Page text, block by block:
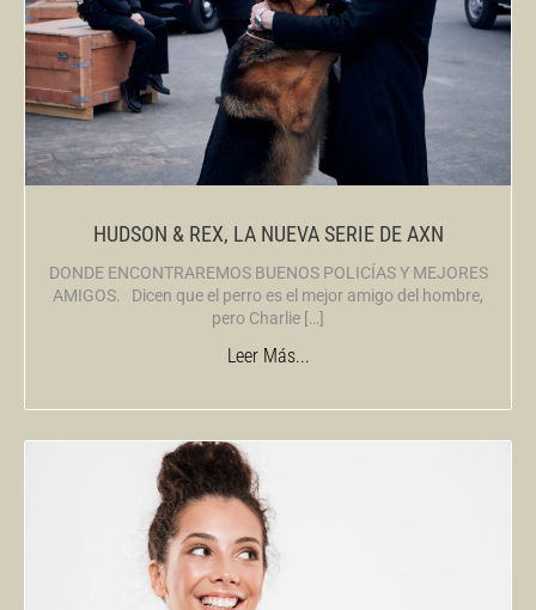
HUDSON & REX, LA NUEVA SERIE DE AXN
DONDE ENCONTRAREMOS BUENOS POLICÍAS Y MEJORES
AMIGOS. Dicen que el perro es el mejor amigo del hombre,
pero Charlie […]
Leer Más...